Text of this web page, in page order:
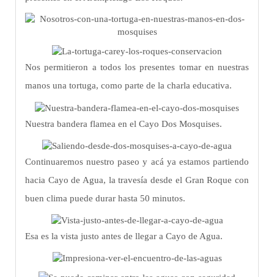
Nos permitieron a todos los presentes tomar en nuestras
manos una tortuga, como parte de la charla educativa.
Nuestra bandera flamea en el Cayo Dos Mosquises.
Continuaremos nuestro paseo y acá ya estamos partiendo
hacia Cayo de Agua, la travesía desde el Gran Roque con
buen clima puede durar hasta 50 minutos.
Esa es la vista justo antes de llegar a Cayo de Agua.